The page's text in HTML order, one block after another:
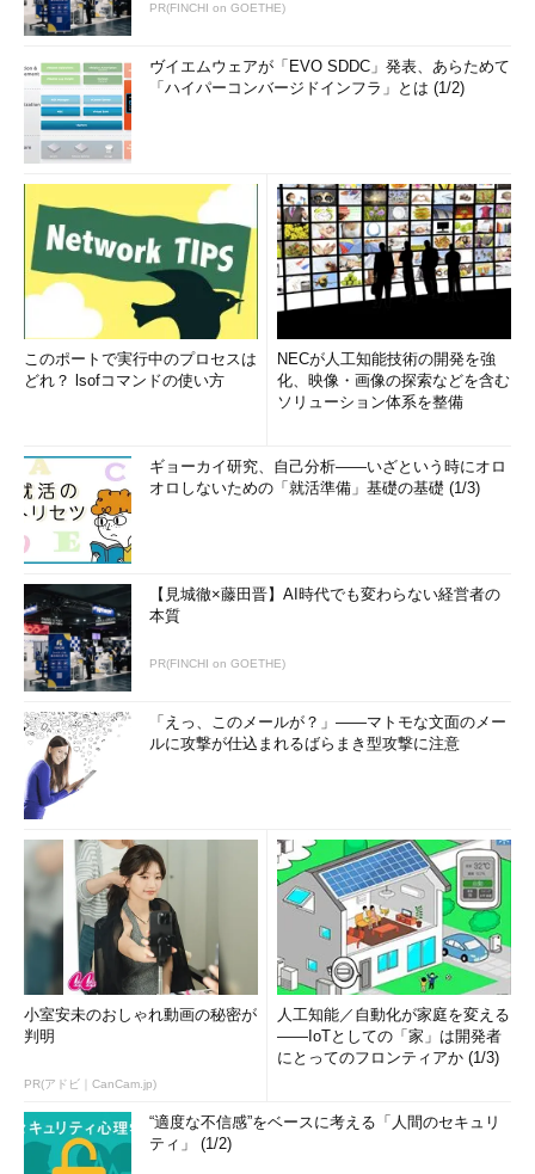
PR(FINCHI on GOETHE)
ヴイエムウェアが「EVO SDDC」発表、あらためて
「ハイパーコンバージドインフラ」とは (1/2)
このポートで実行中のプロセスは
どれ？ lsofコマンドの使い方
NECが人工知能技術の開発を強
化、映像・画像の探索などを含む
ソリューション体系を整備
ギョーカイ研究、自己分析――いざという時にオロ
オロしないための「就活準備」基礎の基礎 (1/3)
【見城徹×藤田晋】AI時代でも変わらない経営者の
本質
PR(FINCHI on GOETHE)
「えっ、このメールが？」――マトモな文面のメー
ルに攻撃が仕込まれるばらまき型攻撃に注意
小室安未のおしゃれ動画の秘密が
判明
PR(アドビ｜CanCam.jp)
人工知能／自動化が家庭を変える
――IoTとしての「家」は開発者
にとってのフロンティアか (1/3)
“適度な不信感”をベースに考える「人間のセキュリ
ティ」 (1/2)